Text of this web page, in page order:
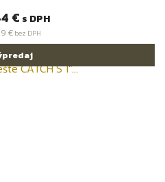
€ s DPH
€bez DPH